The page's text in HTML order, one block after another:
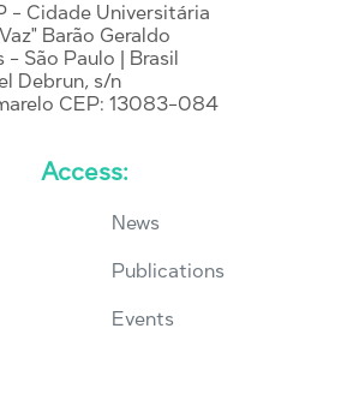
- Cidade Universitária
Barão Geraldo
- São Paulo | Brasil
Debrun, s/n
CEP: 13083-084
Access:
News
Publications
Events